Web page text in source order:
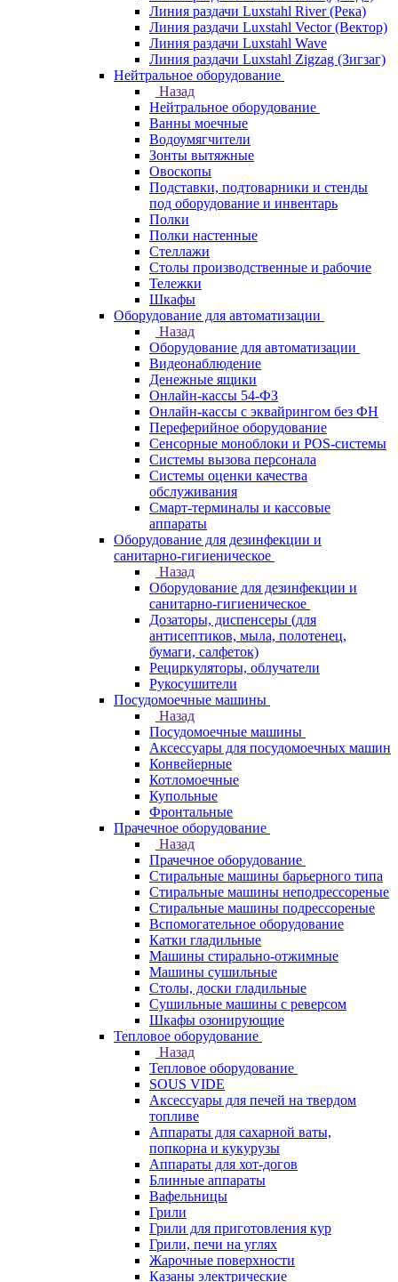
Линия раздачи Luxstahl River (Река)
Линия раздачи Luxstahl Vector (Вектор)
Линия раздачи Luxstahl Wave
Линия раздачи Luxstahl Zigzag (Зигзаг)
Нейтральное оборудование
Назад
Нейтральное оборудование
Ванны моечные
Водоумягчители
Зонты вытяжные
Овоскопы
Подставки, подтоварники и стенды
под оборудование и инвентарь
Полки
Полки настенные
Стеллажи
Столы производственные и рабочие
Тележки
Шкафы
Оборудование для автоматизации
Назад
Оборудование для автоматизации
Видеонаблюдение
Денежные ящики
Онлайн-кассы 54-ФЗ
Онлайн-кассы с эквайрингом без ФН
Переферийное оборудование
Сенсорные моноблоки и POS-системы
Системы вызова персонала
Системы оценки качества
обслуживания
Смарт-терминалы и кассовые
аппараты
Оборудование для дезинфекции и
санитарно-гигиеническое
Назад
Оборудование для дезинфекции и
санитарно-гигиеническое
Дозаторы, диспенсеры (для
антисептиков, мыла, полотенец,
бумаги, салфеток)
Рециркуляторы, облучатели
Рукосушители
Посудомоечные машины
Назад
Посудомоечные машины
Аксессуары для посудомоечных машин
Конвейерные
Котломоечные
Купольные
Фронтальные
Прачечное оборудование
Назад
Прачечное оборудование
Cтиральные машины барьерного типа
Cтиральные машины неподрессореные
Cтиральные машины подрессореные
Вспомогательное оборудование
Катки гладильные
Машины стирально-отжимные
Машины сушильные
Столы, доски гладильные
Сушильные машины с реверсом
Шкафы озонирующие
Тепловое оборудование
Назад
Тепловое оборудование
SOUS VIDE
Аксессуары для печей на твердом
топливе
Аппараты для сахарной ваты,
попкорна и кукурузы
Аппараты для хот-догов
Блинные аппараты
Вафельницы
Грили
Грили для приготовления кур
Грили, печи на углях
Жарочные поверхности
Казаны электрические